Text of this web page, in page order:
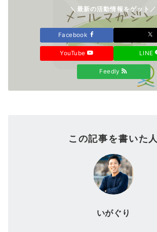
＼最新の活動情報をゲット／
Facebook
YouTube LINE
Feedly
この記事を書いた人
いがぐり